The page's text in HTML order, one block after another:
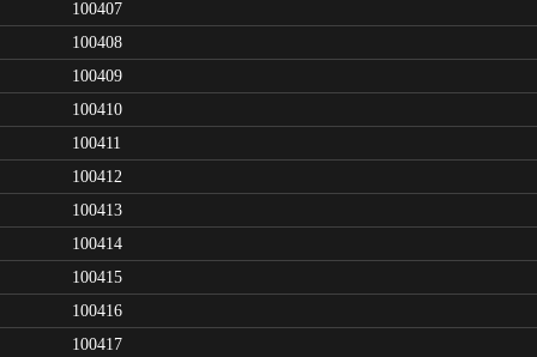
100407
100408
100409
100410
100411
100412
100413
100414
100415
100416
100417